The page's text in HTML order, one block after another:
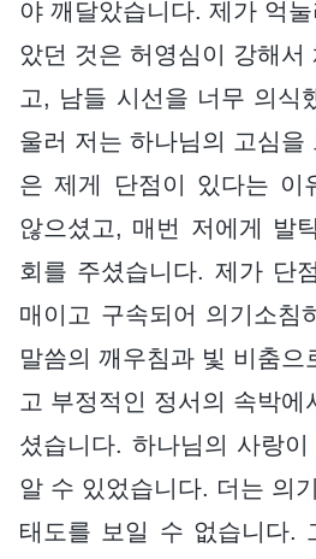
야 깨달았습니다. 제가 억
았던 것은 허영심이 강해서
고, 남들 시선을 너무 의식
울러 저는 하나님의 고심을
은 제게 단점이 있다는 이
않으셨고, 매번 저에게 발
회를 주셨습니다. 제가 단
매이고 구속되어 의기소침
말씀의 깨우침과 빛 비춤으
고 부정적인 정서의 속박에
셨습니다. 하나님의 사랑
알 수 있었습니다. 더는 의
태도를 보일 수 없습니다.